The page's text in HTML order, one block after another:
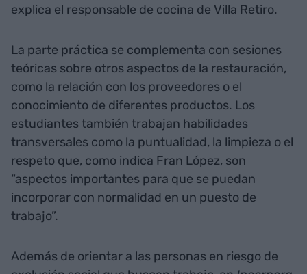
explica el responsable de cocina de Villa Retiro.
La parte práctica se complementa con sesiones
teóricas sobre otros aspectos de la restauración,
como la relación con los proveedores o el
conocimiento de diferentes productos. Los
estudiantes también trabajan habilidades
transversales como la puntualidad, la limpieza o el
respeto que, como indica Fran López, son
“aspectos importantes para que se puedan
incorporar con normalidad en un puesto de
trabajo”.
Además de orientar a las personas en riesgo de